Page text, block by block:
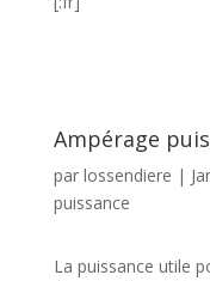
Ampérage
par lossendiere |
puissance
La puissance utile